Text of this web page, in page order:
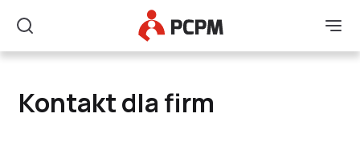
Szukaj
Główne Logo
Kontakt dla firm
Kontakt dla firm